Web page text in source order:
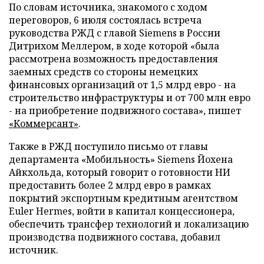
По словам источника, знакомого с ходом
переговоров, 6 июля состоялась встреча
руководства РЖД с главой Siemens в России
Дитрихом Меллером, в ходе которой «была
рассмотрена возможность предоставления
заемных средств со стороны немецких
финансовых организаций от 1,5 млрд евро - на
строительство инфраструктуры и от 700 млн евро
- на приобретение подвижного состава», пишет
«Коммерсант».
Также в РЖД поступило письмо от главы
департамента «Мобильность» Siemens Йохена
Айкхольда, который говорит о готовности НИ
предоставить более 2 млрд евро в рамках
покрытий экспортным кредитным агентством
Euler Hermes, войти в капитал концессионера,
обеспечить трансфер технологий и локализацию
производства подвижного состава, добавил
источник.